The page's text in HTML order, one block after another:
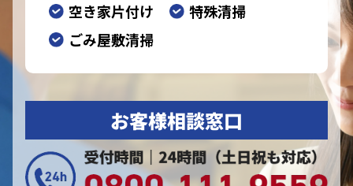
空き家片付け
特殊清掃
ごみ屋敷清掃
お客様相談窓口